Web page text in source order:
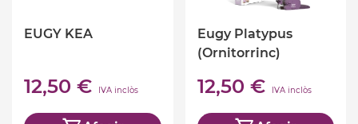
EUGY KEA
12,50 € IVA inclòs
Eugy Platypus
(Ornitorrinc)
12,50 € IVA inclòs